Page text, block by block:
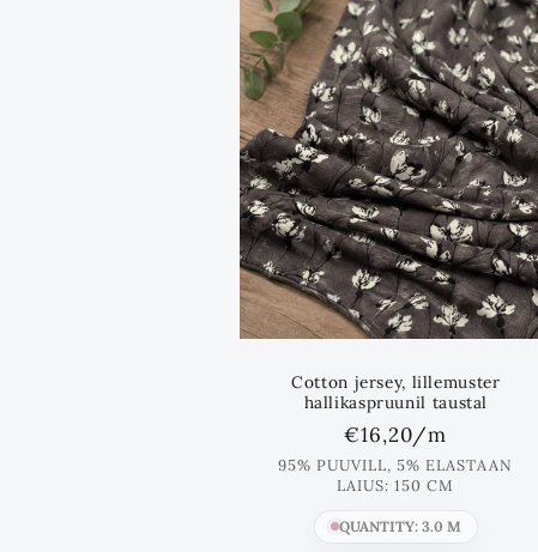
Cotton jersey, lillemuster
hallikaspruunil taustal
Standards
hind
€16,20/m
95% PUUVILL, 5% ELASTAAN
LAIUS: 150 CM
QUANTITY: 3.0 M